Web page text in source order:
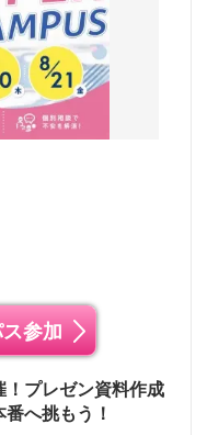
参加
！プレゼン資料作成
へ挑もう！